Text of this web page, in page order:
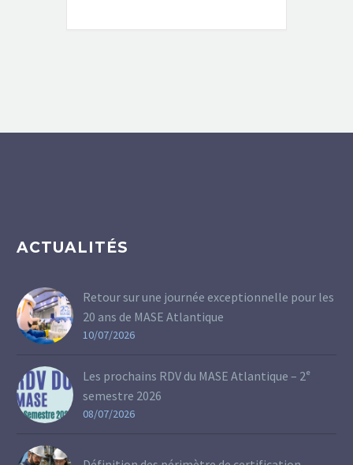
ACTUALITÉS
Retour sur une journée exceptionnelle pour les
20 ans de MASE Atlantique
10/07/2026
Les prochains RDV du MASE Atlantique – 2ᵉ
semestre 2026
08/07/2026